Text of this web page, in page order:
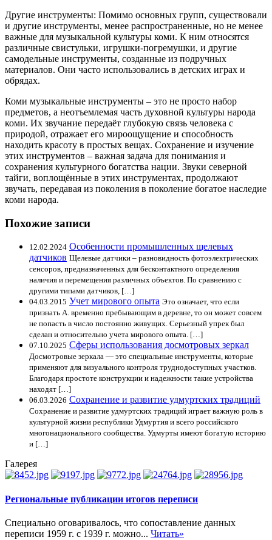
Другие инструменты: Помимо основных групп, существовали
и другие инструменты, менее распространенные, но не менее
важные для музыкальной культуры коми. К ним относятся
различные свистульки, игрушки-погремушки, и другие
самодельные инструменты, созданные из подручных
материалов. Они часто использовались в детских играх и
обрядах.
Коми музыкальные инструменты – это не просто набор
предметов, а неотъемлемая часть духовной культуры народа
коми. Их звучание передаёт глубокую связь человека с
природой, отражает его мироощущение и способность
находить красоту в простых вещах. Сохранение и изучение
этих инструментов – важная задача для понимания и
сохранения культурного богатства нации. Звуки северной
тайги, воплощённые в этих инструментах, продолжают
звучать, передавая из поколения в поколение богатое наследие
коми народа.
Похожие записи
12.02.2024 Особенности промышленных щелевых
датчиков Щелевые датчики – разновидность фотоэлектрических
сенсоров, предназначенных для бесконтактного определения
наличия и перемещения различных объектов. По сравнению с
другими типами датчиков, […]
04.03.2015 Учет мирового опыта Это означает, что если
признать А. временно пребывающим в деревне, то он может совсем
не попасть в число постоянно живущих. Серьезный упрек был
сделан и относительно учета мирового опыта. […]
07.10.2025 Сферы использования досмотровых зеркал
Досмотровые зеркала — это специальные инструменты, которые
применяют для визуального контроля труднодоступных участков.
Благодаря простоте конструкции и надежности такие устройства
находят […]
06.03.2026 Сохранение и развитие удмуртских традиций
Сохранение и развитие удмуртских традиций играет важную роль в
культурной жизни республики Удмуртия и всего российского
многонационального сообщества. Удмурты имеют богатую историю
и […]
Галерея
Региональные публикации итогов переписи
Специально оговаривалось, что сопоставление данных
переписи 1959 г. с 1939 г. можно... Читать»